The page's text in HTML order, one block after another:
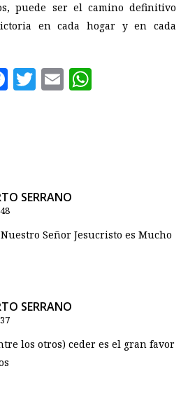
puede ser el camino definitivo
en cada hogar y en cada
Facebook
Twitter
Email
SERRANO
Señor Jesucristo es Mucho
SERRANO
los otros) ceder es el gran favor